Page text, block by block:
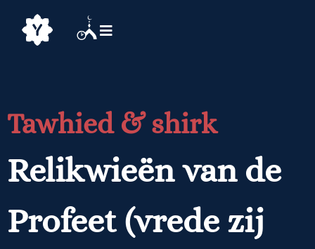
Tawhied & shirk
Relikwieën van de
Profeet (vrede zij